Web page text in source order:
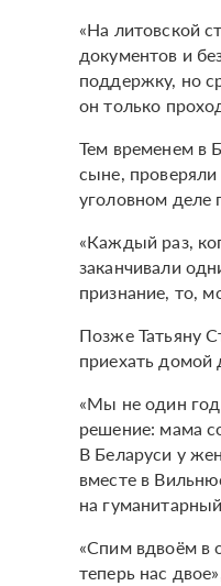
«На литовской
документов и
поддержку, но
он только
Тем временем в
сыне,
уголовном деле
«Каждый раз,
заканчивали
признание, то,
Позже Татьяну
приехать домой
«Мы не один
решение: мама
В Беларуси у
вместе в
на
«Спим вдвоём в
теперь нас